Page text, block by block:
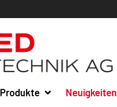
Produkte Neuigkeiten